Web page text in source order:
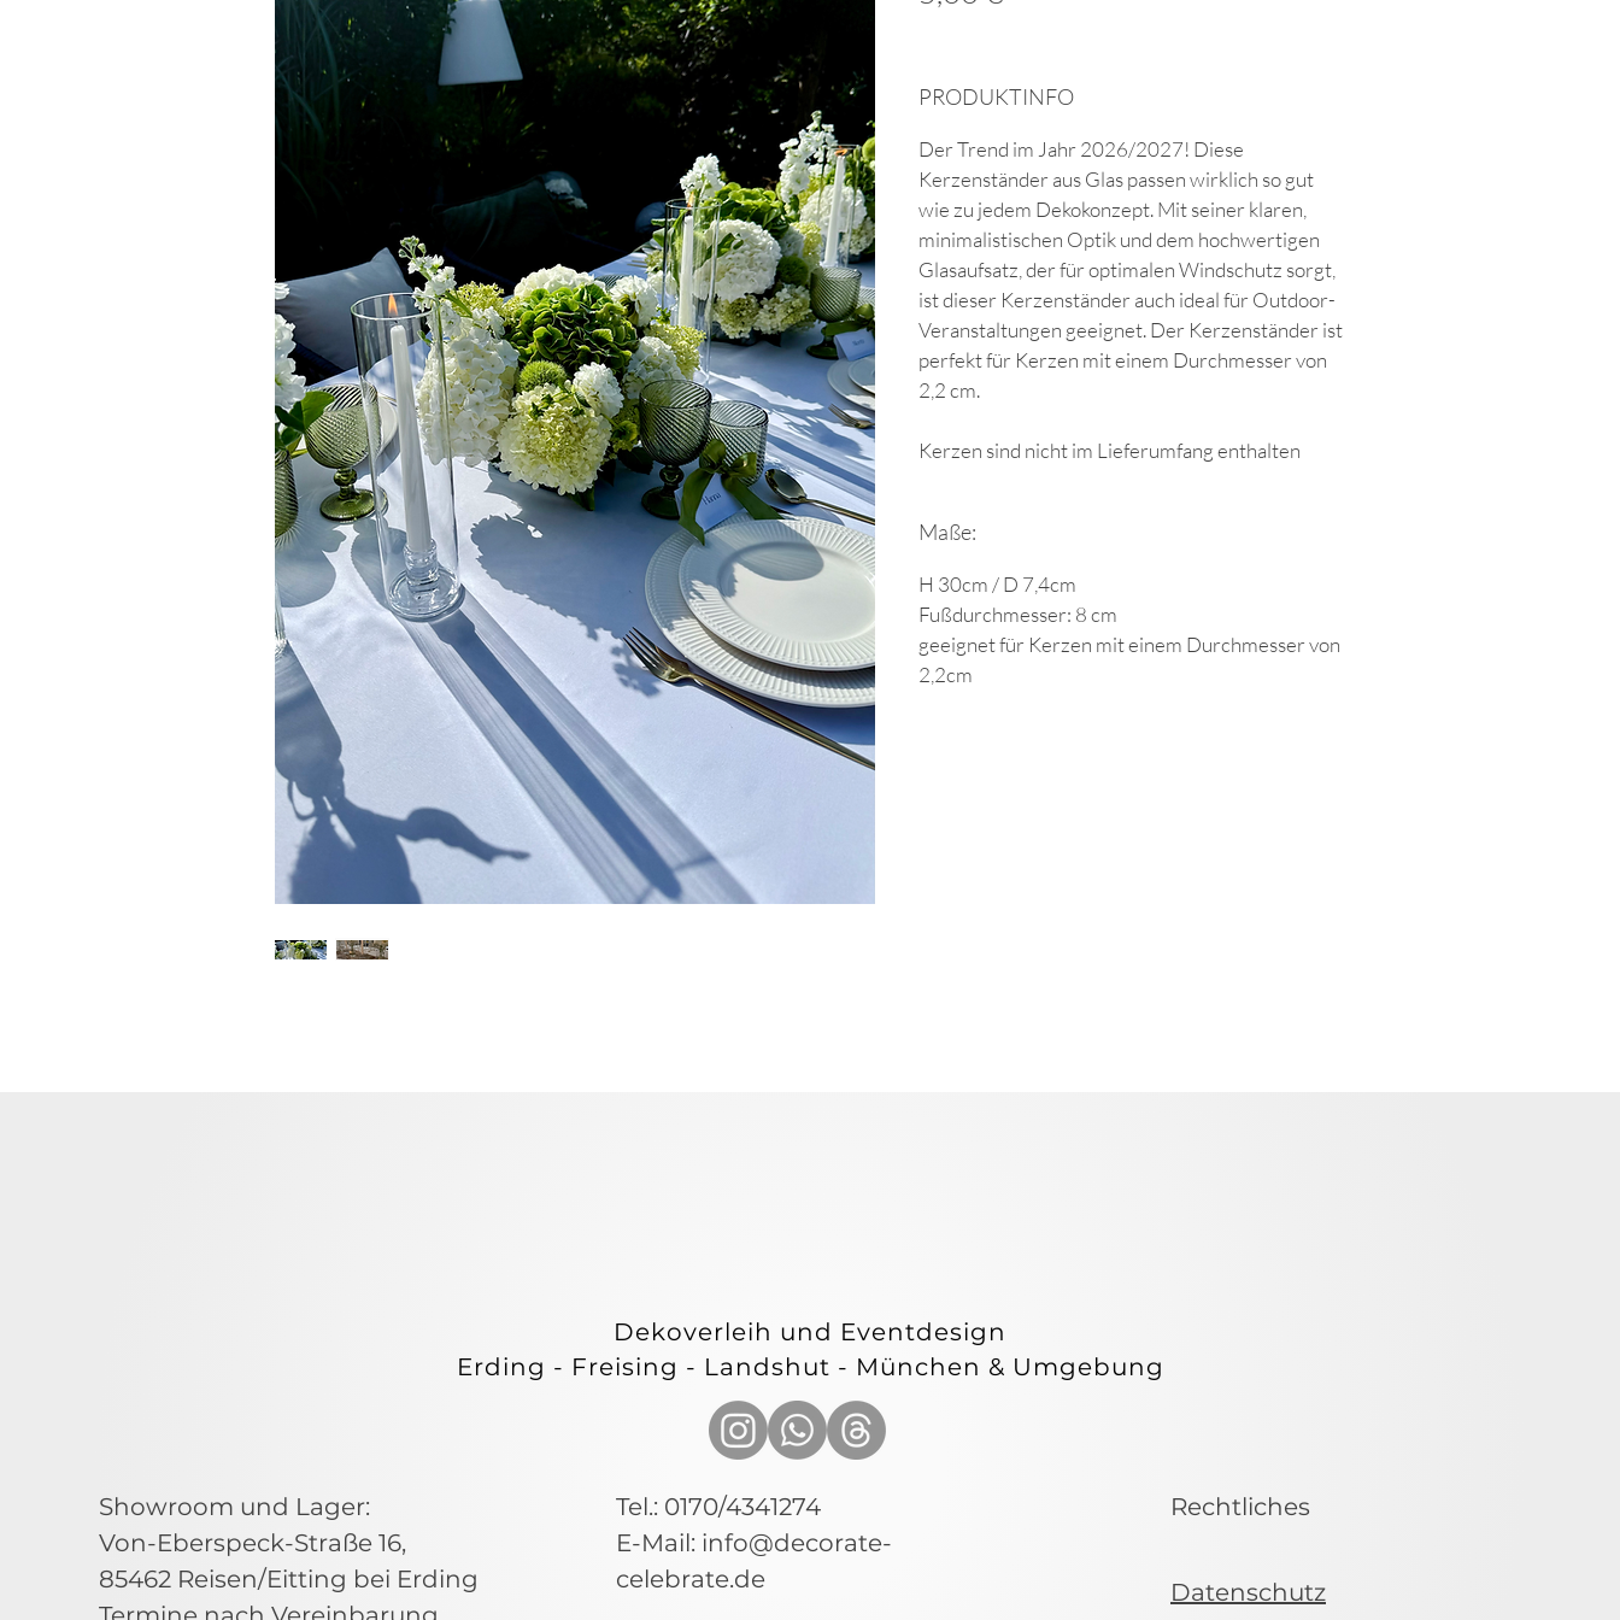
PRODUKTINFO
Der Trend im Jahr 2026/2027! Diese
Kerzenständer aus Glas passen wirklich so gut
wie zu jedem Dekokonzept. Mit seiner klaren,
minimalistischen Optik und dem hochwertigen
Glasaufsatz, der für optimalen Windschutz sorgt,
ist dieser Kerzenständer auch ideal für Outdoor-
Veranstaltungen geeignet. Der Kerzenständer ist
perfekt für Kerzen mit einem Durchmesser von
2,2 cm.
Kerzen sind nicht im Lieferumfang enthalten
Maße:
H 30cm / D 7,4cm
Fußdurchmesser: 8 cm
geeignet für Kerzen mit einem Durchmesser von
2,2cm
&
&
Dekoverleih und Eventdesign
Erding - Freising - Landshut - München & Umgebung
Showroom und Lager:
Von-Eberspeck-Straße 16,
85462 Reisen/Eitting bei Erding
Tel.: 0170/4341274
E-Mail: info@decorate-
celebrate.de
Rechtliches
Datenschutz